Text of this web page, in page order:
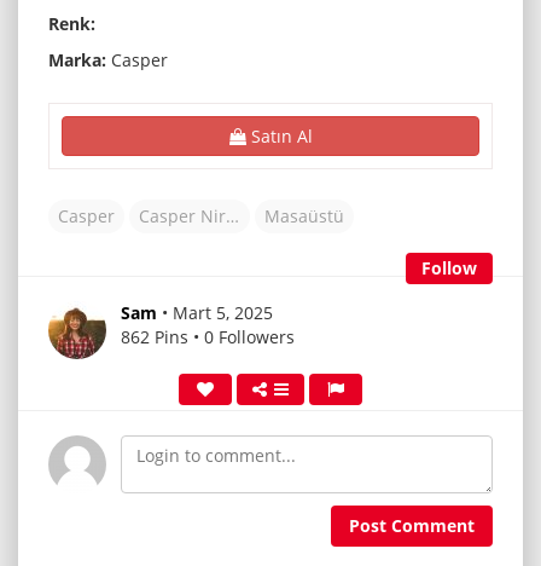
Renk:
Marka: Casper
Satın Al
Casper Casper Nirvana N200 Masaüstü
Follow
Sam • Mart 5, 2025
862 Pins • 0 Followers
Post Comment